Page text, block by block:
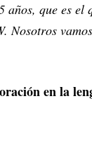
años, que es el
Nosotros
en la